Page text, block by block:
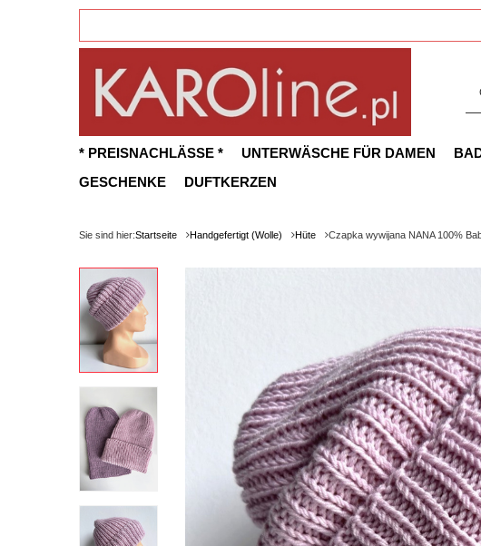
* PREISNACHLÄSSE * UNTERWÄSCHE FÜR DAMEN
GESCHENKE
DUFTKERZEN
Sie sind hier:Startseite Handgefertigt (Wolle) Hüte Czapka wywijana NANA 100%